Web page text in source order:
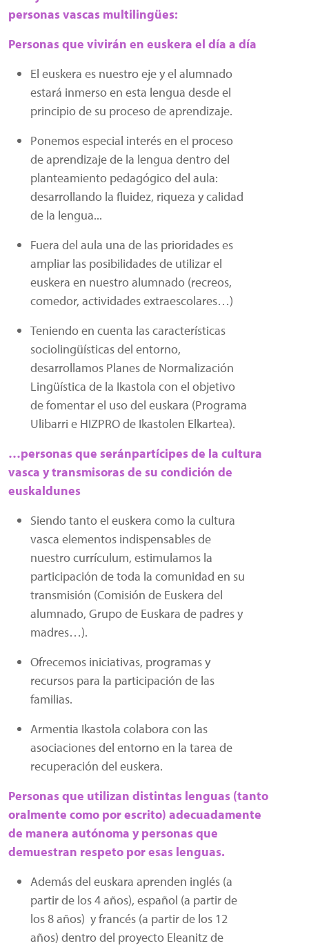
personas vascas multilingües:
Personas que vivirán en euskera el día a día
El euskera es nuestro eje y el alumnado
estará inmerso en esta lengua desde el
principio de su proceso de aprendizaje.
Ponemos especial interés en el proceso
de aprendizaje de la lengua dentro del
planteamiento pedagógico del aula:
desarrollando la fluidez, riqueza y calidad
de la lengua...
Fuera del aula una de las prioridades es
ampliar las posibilidades de utilizar el
euskera en nuestro alumnado (recreos,
comedor, actividades extraescolares…)
Teniendo en cuenta las características
sociolingüísticas del entorno,
desarrollamos Planes de Normalización
Lingüística de la Ikastola con el objetivo
de fomentar el uso del euskara (Programa
Ulibarri e HIZPRO de Ikastolen Elkartea).
…personas que seránpartícipes de la cultura
vasca y transmisoras de su condición de
euskaldunes
Siendo tanto el euskera como la cultura
vasca elementos indispensables de
nuestro currículum, estimulamos la
participación de toda la comunidad en su
transmisión (Comisión de Euskera del
alumnado, Grupo de Euskara de padres y
madres…).
Ofrecemos iniciativas, programas y
recursos para la participación de las
familias.
Armentia Ikastola colabora con las
asociaciones del entorno en la tarea de
recuperación del euskera.
Personas que utilizan distintas lenguas (tanto
oralmente como por escrito) adecuadamente
de manera autónoma y personas que
demuestran respeto por esas lenguas.
Además del euskara aprenden inglés (a
partir de los 4 años), español (a partir de
los 8 años) y francés (a partir de los 12
años) dentro del proyecto Eleanitz de